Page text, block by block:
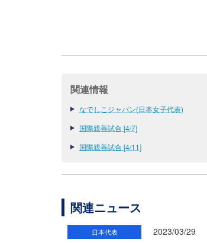
関連情報
なでしこジャパン(日本女子代表)
国際親善試合 [4/7]
国際親善試合 [4/11]
関連ニュース
日本代表 2023/03/29